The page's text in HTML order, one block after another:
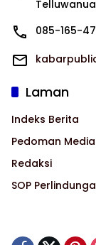
085-165-
Laman
Indeks Berita
Pedoman
Redaksi
SOP